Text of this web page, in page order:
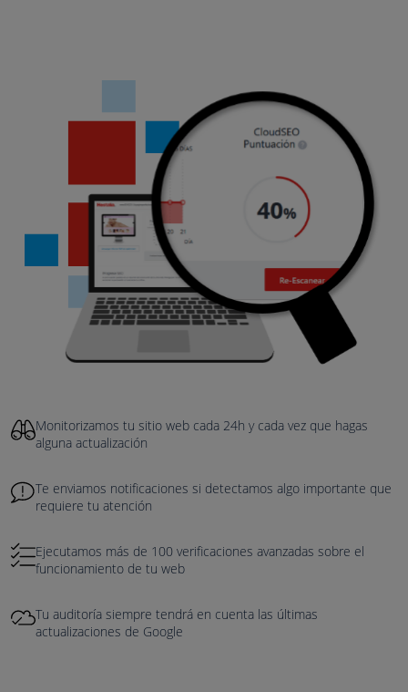
Monitorizamos tu sitio web cada 24h y cada vez que hagas
alguna actualización
Te enviamos notificaciones si detectamos algo importante que
requiere tu atención
Ejecutamos más de 100 verificaciones avanzadas sobre el
funcionamiento de tu web
Tu auditoría siempre tendrá en cuenta las últimas
actualizaciones de Google